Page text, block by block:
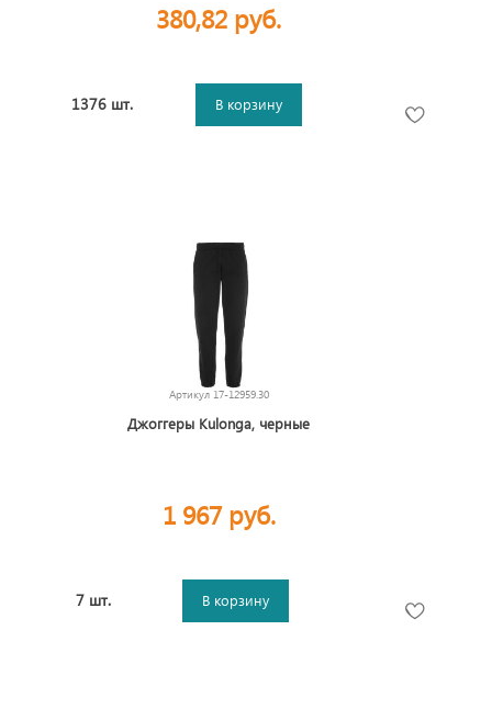
380,82 руб.
1376 шт. В корзину
Артикул 17-12959.30
Джоггеры Kulonga, черные
1 967 руб.
7 шт. В корзину